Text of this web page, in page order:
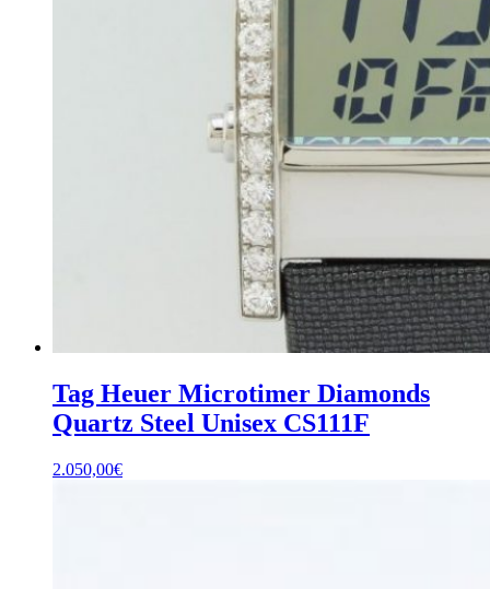
Tag Heuer Microtimer Diamonds
Quartz Steel Unisex CS111F
2.050,00€